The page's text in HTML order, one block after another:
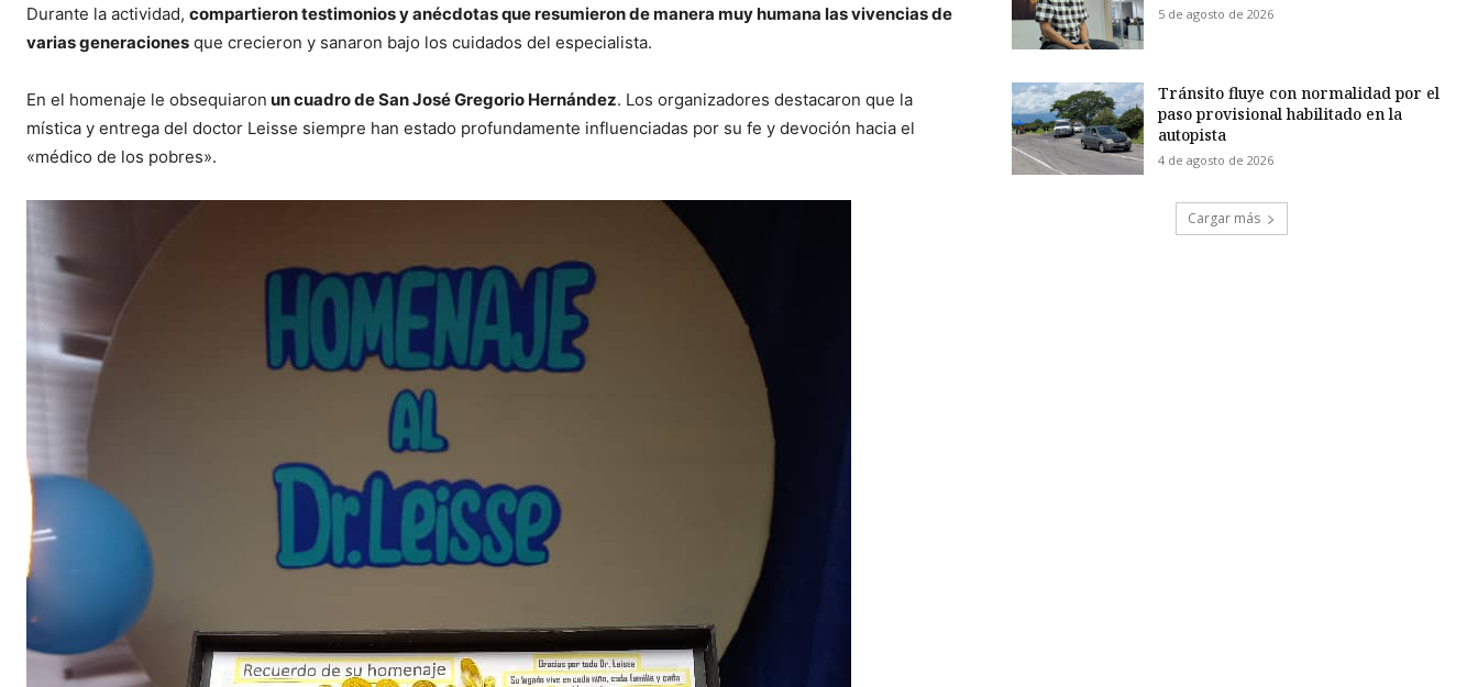
Durante la actividad, compartieron testimonios y anécdotas que resumieron de manera muy humana las vivencias de
varias generaciones que crecieron y sanaron bajo los cuidados del especialista.
En el homenaje le obsequiaron un cuadro de San José Gregorio Hernández. Los organizadores destacaron que la
mística y entrega del doctor Leisse siempre han estado profundamente influenciadas por su fe y devoción hacia el
«médico de los pobres».
5 de agosto de 2026
Tránsito fluye con normalidad por el
paso provisional habilitado en la
autopista
4 de agosto de 2026
Cargar más